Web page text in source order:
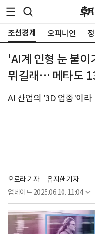
조선경제 오피니언
'AI계 인형 눈 붙
뭐길래… 메타도
AI 산업의 '3D 업종'이라
오로라 기자
유지한 기자
업데이트 2025.06.10. 11:04